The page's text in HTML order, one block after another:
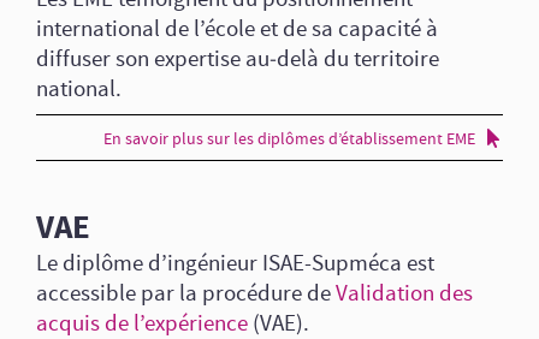
international de l’école et de sa capacité à
diffuser son expertise au‑delà du territoire
national.
En savoir plus sur les diplômes d’établissement EME
VAE
Le diplôme d’ingénieur ISAE-Supméca est
accessible par la procédure deValidation des
acquis de l’expérience (VAE).